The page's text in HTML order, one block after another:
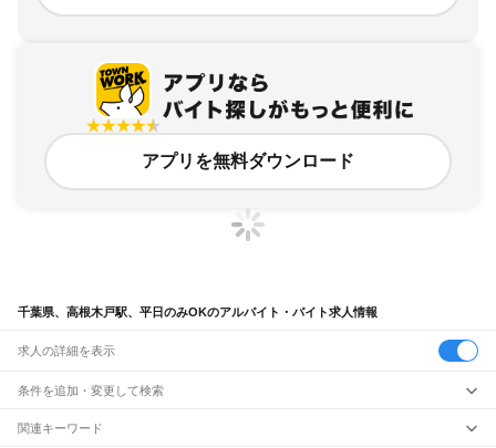
アプリを無料ダウンロード
千葉県、高根木戸駅、平日のみOKのアルバイト・バイト求人情報
求人の詳細を表示
条件を追加・変更して検索
市区町村を追加・変更
関連キーワード